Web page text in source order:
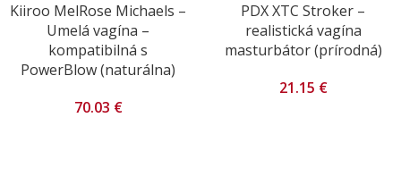
Kiiroo MelRose Michaels –
Umelá vagína –
kompatibilná s
PowerBlow (naturálna)
70.03 €
PDX XTC Stroker –
realistická vagína
masturbátor (prírodná)
21.15 €